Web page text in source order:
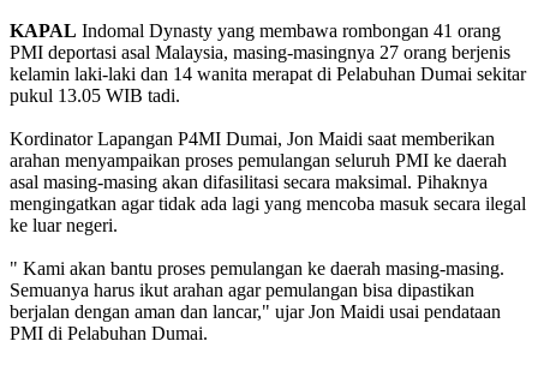
KAPAL Indomal Dynasty yang membawa rombongan 41 orang
PMI deportasi asal Malaysia, masing-masingnya 27 orang berjenis
kelamin laki-laki dan 14 wanita merapat di Pelabuhan Dumai sekitar
pukul 13.05 WIB tadi.
Kordinator Lapangan P4MI Dumai, Jon Maidi saat memberikan
arahan menyampaikan proses pemulangan seluruh PMI ke daerah
asal masing-masing akan difasilitasi secara maksimal. Pihaknya
mengingatkan agar tidak ada lagi yang mencoba masuk secara ilegal
ke luar negeri.
" Kami akan bantu proses pemulangan ke daerah masing-masing.
Semuanya harus ikut arahan agar pemulangan bisa dipastikan
berjalan dengan aman dan lancar," ujar Jon Maidi usai pendataan
PMI di Pelabuhan Dumai.